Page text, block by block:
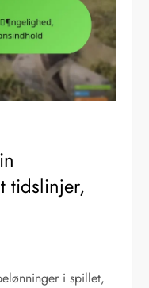
tidslinjer,
i spillet,